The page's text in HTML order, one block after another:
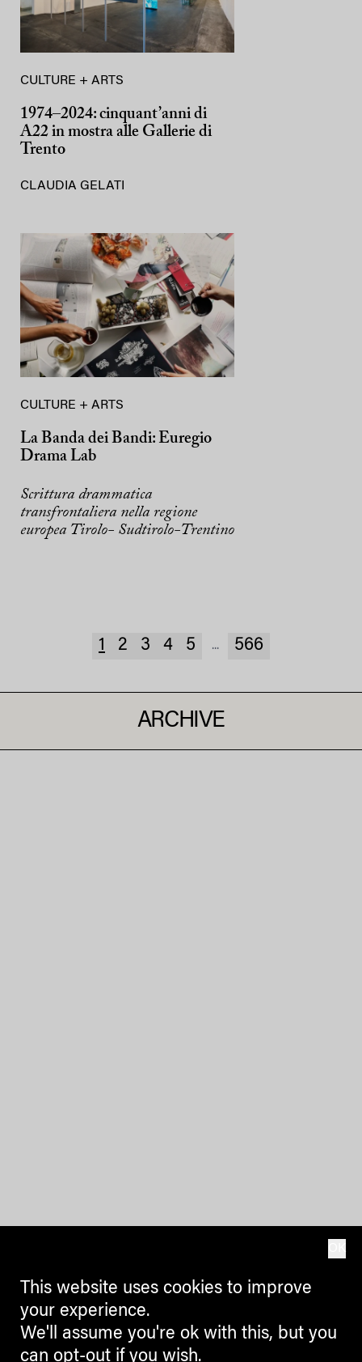
CULTURE + ARTS
1974–2024: cinquant’anni di
A22 in mostra alle Gallerie di
Trento
CLAUDIA GELATI
CULTURE + ARTS
La Banda dei Bandi: Euregio
Drama Lab
Scrittura drammatica
transfrontaliera nella regione
europea Tirolo- Sudtirolo-Trentino
1 2 3 4 5 ... 566
ARCHIVE
This website uses cookies to improve
your experience.
We'll assume you're ok with this, but you
can opt-out if you wish.